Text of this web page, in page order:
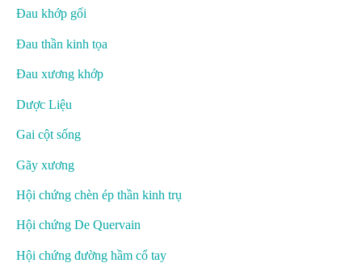
Đau khớp gối
Đau thần kinh tọa
Đau xương khớp
Dược Liệu
Gai cột sống
Gãy xương
Hội chứng chèn ép thần kinh trụ
Hội chứng De Quervain
Hội chứng đường hầm cổ tay